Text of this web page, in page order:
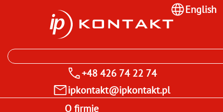
+48 426 74 22 74
ipkontakt@ipkontakt.pl
English
O firmie